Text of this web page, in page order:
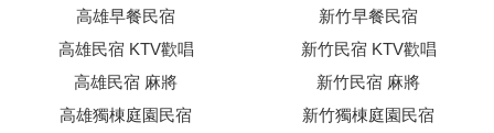
高雄早餐民宿
高雄民宿 KTV歡唱
高雄民宿 麻將
高雄獨棟庭園民宿
新竹早餐民宿
新竹民宿 KTV歡唱
新竹民宿 麻將
新竹獨棟庭園民宿